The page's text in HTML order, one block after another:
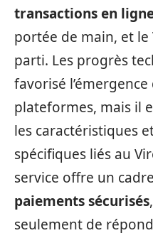
transactions en
portée de main, et
parti. Les progrès
favorisé
plateformes, mais il
les caractéristiques
spécifiques liés au
service offre un
paiements sécurisés
seulement de